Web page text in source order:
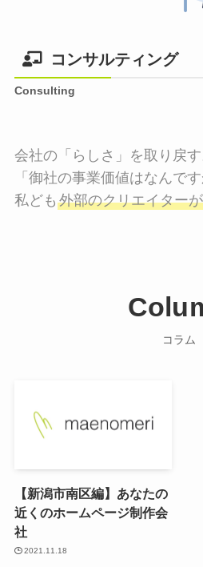
コンサルティング
Consulting
会社の「らしさ」を取り戻す
「御社の事業価値はなんで
私ども 外部のクリエイター
コラム
【新潟市南区編】あなたの
近くのホームページ制作会
社
2021.11.18